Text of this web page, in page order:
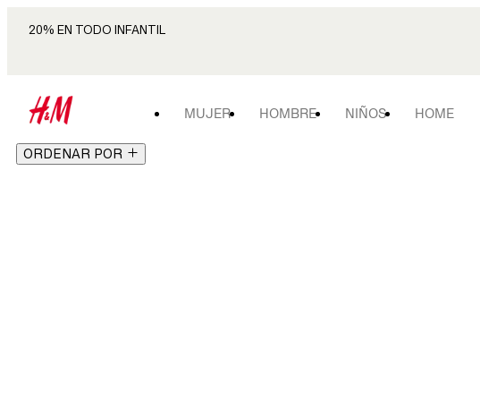
20% EN TODO INFANTIL
MUJER HOMBRE NIÑOS HOME
ORDENAR POR